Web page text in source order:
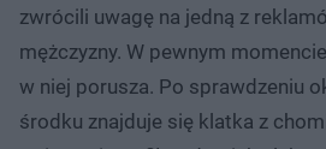
zwrócili uwagę na jedną z
mężczyzny. W pewnym
w niej porusza. Po sprawdzeniu
środku znajduje się klatka z